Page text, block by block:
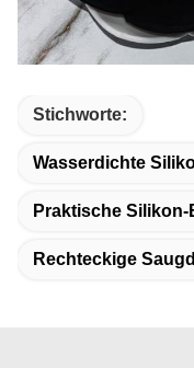
Stichworte:
Wasserdichte
Praktische Silikon-
Rechteckige